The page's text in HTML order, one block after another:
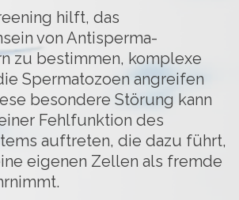
hilft, das
von Antisperma-
zu bestimmen, komplexe
Spermatozoen angreifen
besondere Störung kann
Fehlfunktion des
auftreten, die dazu führt,
eigenen Zellen als fremde